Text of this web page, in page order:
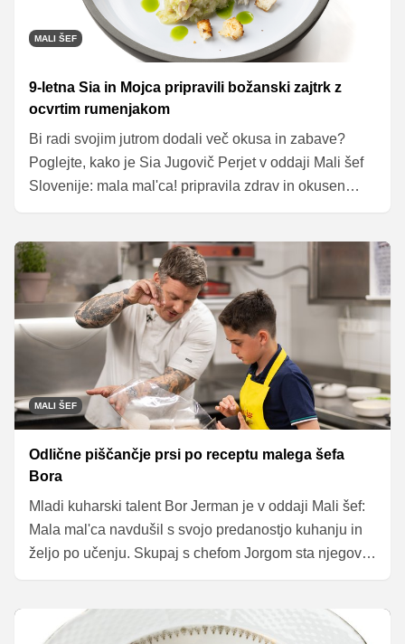
MALI ŠEF
9-letna Sia in Mojca pripravili božanski zajtrk z
ocvrtim rumenjakom
Bi radi svojim jutrom dodali več okusa in zabave?
Poglejte, kako je Sia Jugovič Perjet v oddaji Mali šef
Slovenije: mala mal'ca! pripravila zdrav in okusen
zajtrk. Njen preprost recept je nadgradila Mojca
navduši – postrv z jabolkom in ocvrtim rumenjakom.
MALI ŠEF
Odlične piščančje prsi po receptu malega šefa
Bora
Mladi kuharski talent Bor Jerman je v oddaji Mali šef:
Mala mal'ca navdušil s svojo predanostjo kuhanju in
željo po učenju. Skupaj s chefom Jorgom sta njegov
recept za pečene piščančje prsi nadgradila s kremnim
pripravo nekoliko zagrabila trema, je dokazal, da zna